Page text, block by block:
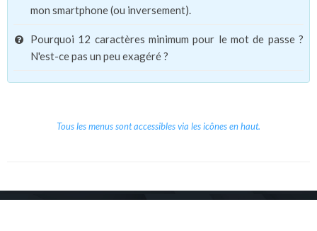
mon smartphone (ou inversement).
Pourquoi 12 caractères minimum pour le mot de passe ?
N'est-ce pas un peu exagéré ?
Tous les menus sont accessibles via les icônes en haut.